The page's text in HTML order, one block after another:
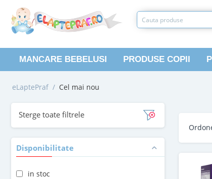
MANCARE BEBELUSI PRODUSE COPII
eLaptePraf / Cel mai nou
Sterge toate filtrele
Disponibilitate
in stoc